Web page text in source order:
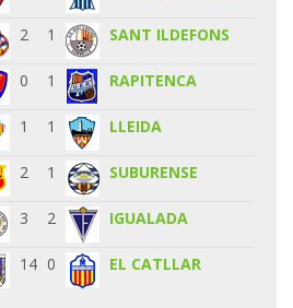
2 1 SANT ILDEFONS
0 1 RAPITENCA
1 1 LLEIDA
2 1 SUBURENSE
3 2 IGUALADA
14 0 EL CATLLAR